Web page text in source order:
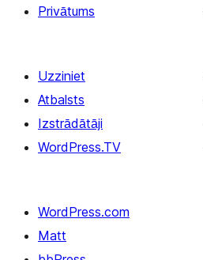
Privātums
Uzziniet
Atbalsts
Izstrādātāji
WordPress.TV
WordPress.com
Matt